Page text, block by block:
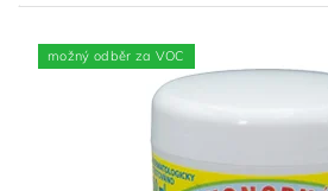
možný odběr za VOC